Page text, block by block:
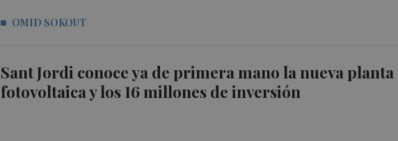
OMID SOKOUT
Sant Jordi conoce ya de primera mano la nueva planta
fotovoltaica y los 16 millones de inversión